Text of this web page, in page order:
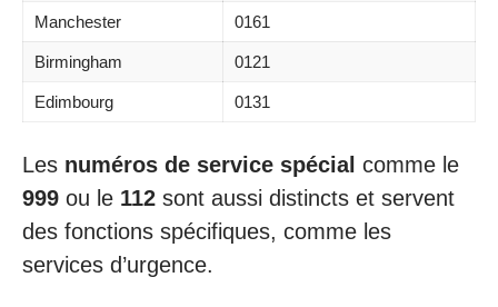
Manchester 0161
Birmingham 0121
Edimbourg 0131
Les numéros de service spécial comme le
999 ou le 112 sont aussi distincts et servent
des fonctions spécifiques, comme les
services d’urgence.